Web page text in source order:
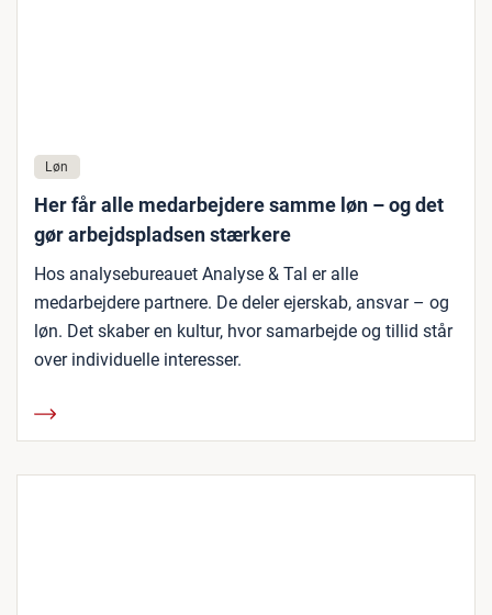
Løn
Her får alle medarbejdere samme løn – og det
gør arbejdspladsen stærkere
Hos analysebureauet Analyse & Tal er alle
medarbejdere partnere. De deler ejerskab, ansvar – og
løn. Det skaber en kultur, hvor samarbejde og tillid står
over individuelle interesser.